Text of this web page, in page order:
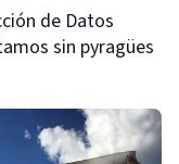
de Datos
sin pyragües